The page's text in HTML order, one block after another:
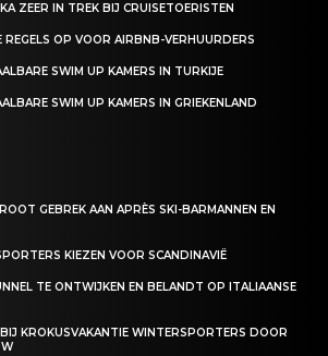
ZEER IN TREK BIJ CRUISETOERISTEN
REGELS OP VOOR AIRBNB-VERHUURDERS
SWIM UP KAMERS IN TURKIJE
SWIM UP KAMERS IN GRIEKENLAND
GEBREK AAN APRÈS SKI-BARMANNEN EN
KIEZEN VOOR SCANDINAVIË
TE ONTWIJKEN EN BELANDT OP ITALIAANSE
KROKUSVAKANTIE WINTERSPORTERS DOOR